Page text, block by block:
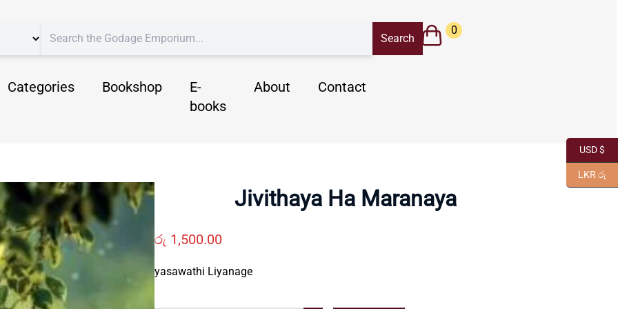
Categories Bookshop
E-
books
About Contact
0
Jivithaya Ha Maranaya
රු 1,500.00
yasawathi Liyanage
USD $
LKR රු